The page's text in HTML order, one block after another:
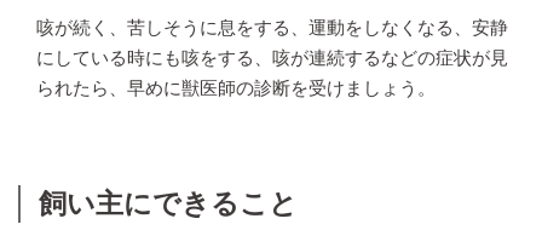
咳が続く、苦しそうに息をする、運動をしなくなる、安静
にしている時にも咳をする、咳が連続するなどの症状が見
られたら、早めに獣医師の診断を受けましょう。
飼い主にできること